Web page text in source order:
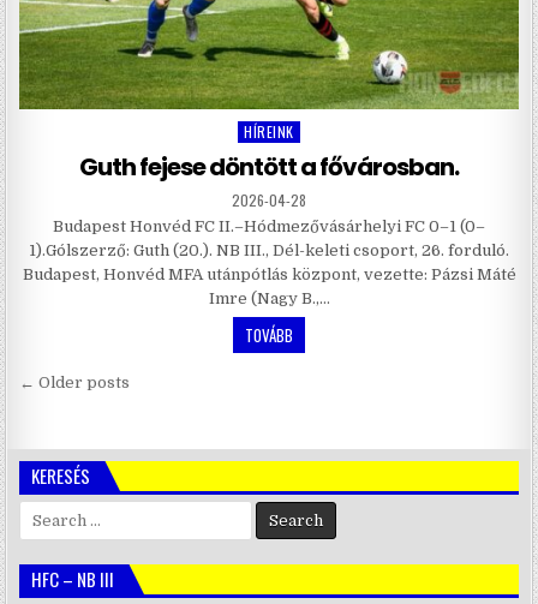
Posted
in
HÍREINK
Guth fejese döntött a fővárosban.
2026-04-28
Budapest Honvéd FC II.–Hódmezővásárhelyi FC 0–1 (0–
1).Gólszerző: Guth (20.). NB III., Dél-keleti csoport, 26. forduló.
Budapest, Honvéd MFA utánpótlás központ, vezette: Pázsi Máté
Imre (Nagy B.,…
TOVÁBB
Bejegyzés
← Older posts
KERESÉS
HFC – NB III